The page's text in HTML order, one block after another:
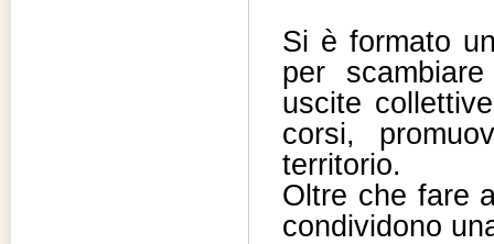
Si è formato
per
uscite
corsi,
territorio.
Oltre che fare
condividono